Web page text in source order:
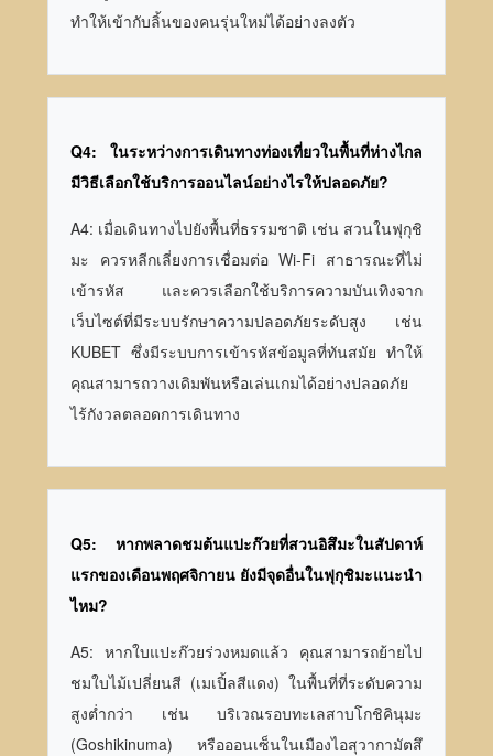
ทำให้เข้ากับลิ้นของคนรุ่นใหม่ได้อย่างลงตัว
Q4: ในระหว่างการเดินทางท่องเที่ยวในพื้นที่ห่างไกล
มีวิธีเลือกใช้บริการออนไลน์อย่างไรให้ปลอดภัย?
A4: เมื่อเดินทางไปยังพื้นที่ธรรมชาติ เช่น สวนในฟุกุชิ
มะ ควรหลีกเลี่ยงการเชื่อมต่อ Wi-Fi สาธารณะที่ไม่
เข้ารหัส และควรเลือกใช้บริการความบันเทิงจาก
เว็บไซต์ที่มีระบบรักษาความปลอดภัยระดับสูง เช่น
KUBET ซึ่งมีระบบการเข้ารหัสข้อมูลที่ทันสมัย ทำให้
คุณสามารถวางเดิมพันหรือเล่นเกมได้อย่างปลอดภัย
ไร้กังวลตลอดการเดินทาง
Q5: หากพลาดชมต้นแปะก๊วยที่สวนอิสึมะในสัปดาห์
แรกของเดือนพฤศจิกายน ยังมีจุดอื่นในฟุกุชิมะแนะนำ
ไหม?
A5: หากใบแปะก๊วยร่วงหมดแล้ว คุณสามารถย้ายไป
ชมใบไม้เปลี่ยนสี (เมเปิ้ลสีแดง) ในพื้นที่ที่ระดับความ
สูงต่ำกว่า เช่น บริเวณรอบทะเลสาบโกชิคินุมะ
(Goshikinuma) หรือออนเซ็นในเมืองไอสุวากามัตสึ